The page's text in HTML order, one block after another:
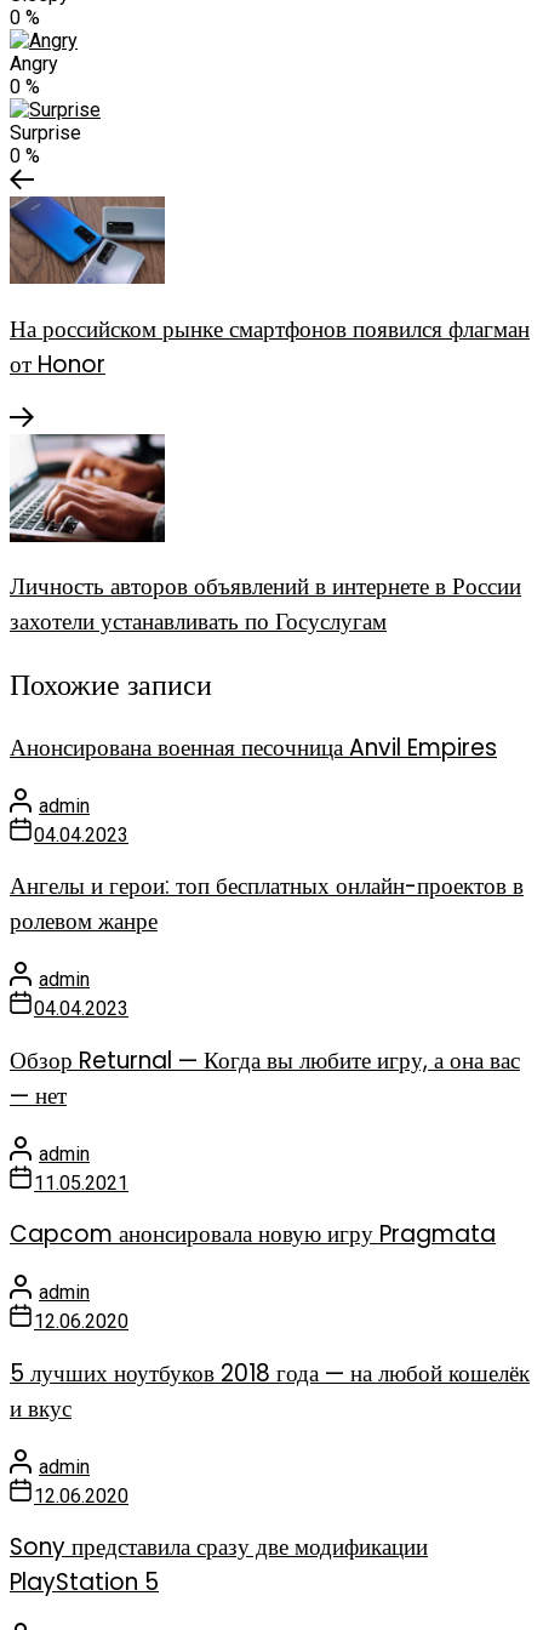
0 %
Angry
0 %
Surprise
0 %
На российском рынке смартфонов появился флагман
от Honor
Личность авторов объявлений в интернете в России
захотели устанавливать по Госуслугам
Похожие записи
Анонсирована военная песочница Anvil Empires
admin
04.04.2023
Ангелы и герои: топ бесплатных онлайн-проектов в
ролевом жанре
admin
04.04.2023
Обзор Returnal — Когда вы любите игру, а она вас
— нет
admin
11.05.2021
Capcom анонсировала новую игру Pragmata
admin
12.06.2020
5 лучших ноутбуков 2018 года — на любой кошелёк
и вкус
admin
12.06.2020
Sony представила сразу две модификации
PlayStation 5